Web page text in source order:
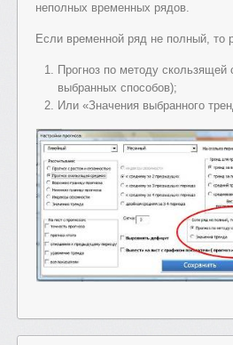
неполных временных рядов.
Если временной ряд не полный, то
Прогноз по методу скользящей
выбранных способов);
Или «Значения выбранного